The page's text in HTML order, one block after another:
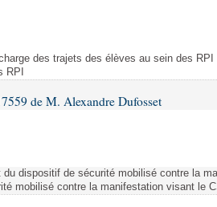
des trajets des élèves au sein des
RPI
de M. Alexandre Dufosset
du dispositif de sécurité mobilisé contre la
mobilisé contre la manifestation visant le